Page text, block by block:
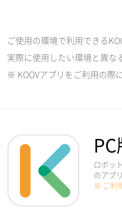
ご使用の環境で利用できる
実際に使用したい環境と異な
※ KOOVアプリをご利用の際に
ロボッ
のアプ
※ ご利